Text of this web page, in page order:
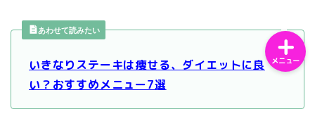
あわせて読みたい
いきなりステーキは痩せる、ダイエットに良
い？おすすめメニュー7選
メニュー